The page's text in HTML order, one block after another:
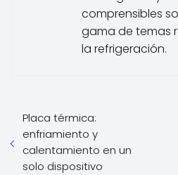
comprensibles
gama de temas
la refrigeración.
Placa térmica:
enfriamiento y
calentamiento en un
solo dispositivo